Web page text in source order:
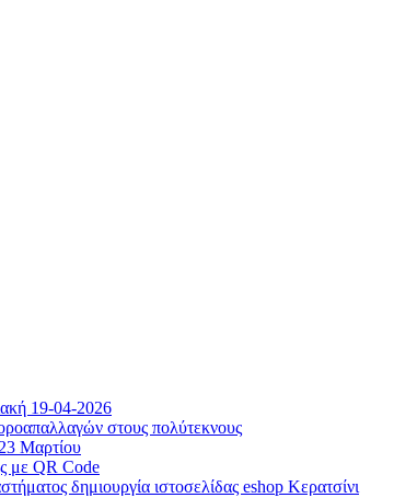
19-04-2026
στους πολύτεκνους
Μαρτίου
με QR Code
δημιουργία ιστοσελίδας eshop Κερατσίνι